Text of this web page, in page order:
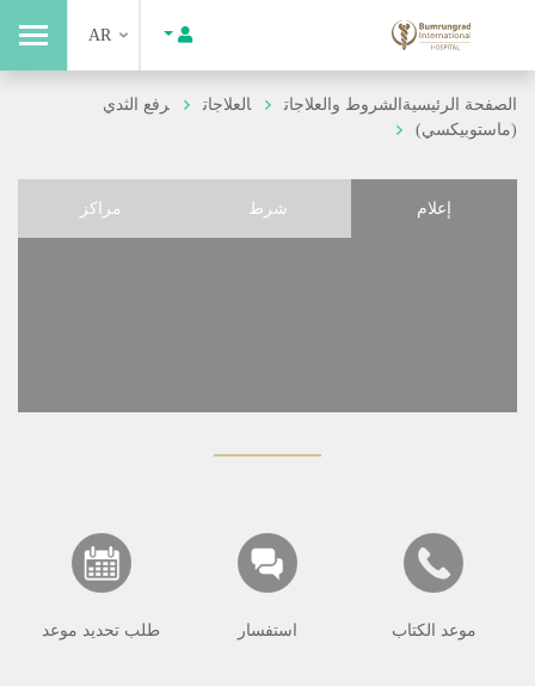
AR
الصفحة الرئيسيةالشروط والعلاجات العلاجات
رفع الثدي
(ماستوبيكسي)
إعلام شرط مراكز
موعد الكتاب استفسار طلب تحديد موعد